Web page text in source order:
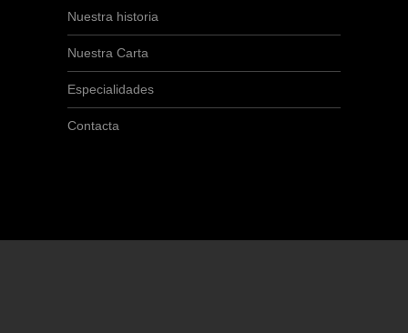
Nuestra historia
Nuestra Carta
Especialidades
Contacta